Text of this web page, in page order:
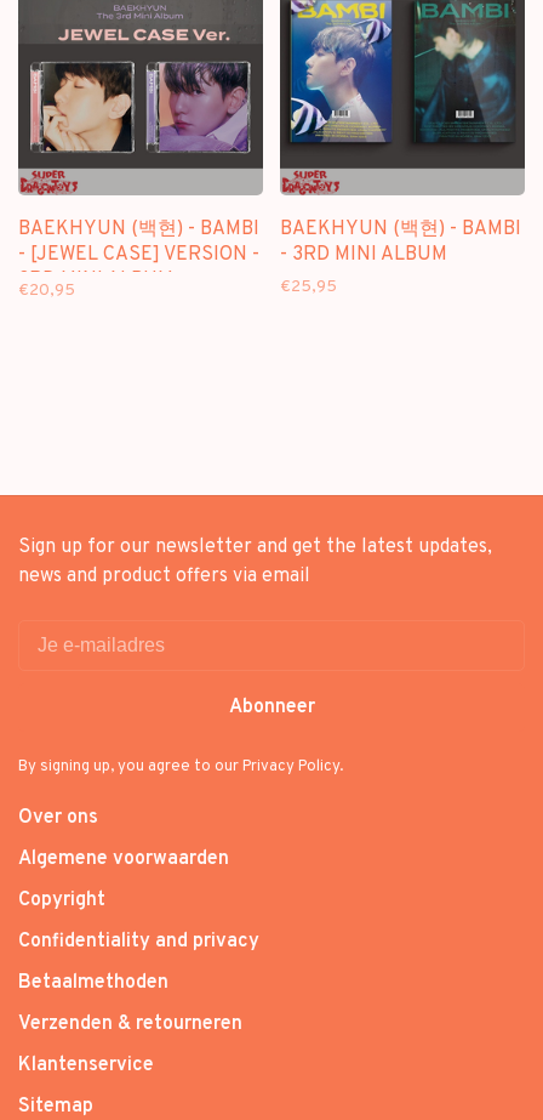
BAEKHYUN (백현) - BAMBI
- [JEWEL CASE] VERSION -
3RD MINI ALBUM
€20,95
BAEKHYUN (백현) - BAMBI
- 3RD MINI ALBUM
€25,95
Sign up for our newsletter and get the latest updates,
news and product offers via email
Abonneer
By signing up, you agree to our Privacy Policy.
Over ons
Algemene voorwaarden
Copyright
Confidentiality and privacy
Betaalmethoden
Verzenden & retourneren
Klantenservice
Sitemap